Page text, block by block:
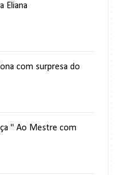
Eliana
com surpresa do
" Ao Mestre com